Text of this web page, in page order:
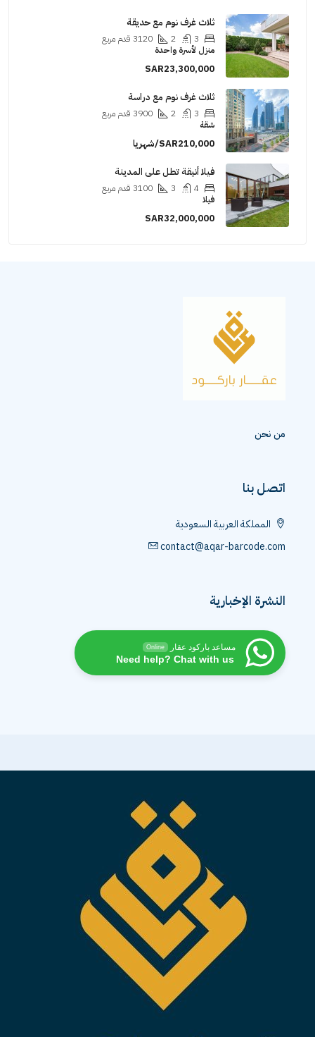
ثلاث غرف نوم مع حديقة
3120 قدم مربع
منزل لأسرة واحدة
SAR23,300,000
ثلاث غرف نوم مع دراسة
3900 قدم مربع
شقة
SAR210,000/شهريا
فيلا أنيقة تطل على المدينة
3100 قدم مربع
فيلا
SAR32,000,000
من نحن
اتصل بنا
المملكة العربية السعودية
contact@aqar-barcode.com
النشرة الإخبارية
مساعد باركود عقار Online
Need help? Chat with us